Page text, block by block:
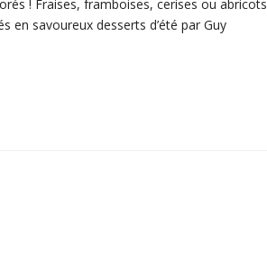
! Fraises, framboises, cerises ou abricots
en savoureux desserts d’été par Guy